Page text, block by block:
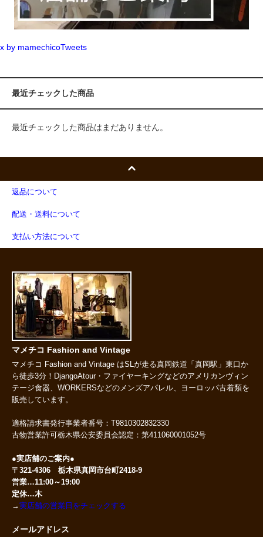
x by mamechicoTweets
最近チェックした商品
最近チェックした商品はまだありません。
返品について
配送・送料について
支払い方法について
マメチコ Fashion and Vintage
マメチコ Fashion and Vintage はSLが走る真岡鉄道「真岡駅」東口か
ら徒歩3分！DjangoAtour・ファイヤーキングなどのアメリカンヴィン
テージ食器、WORKERSなどのメンズアパレル、ヨーロッパ古着類を
販売しています。
適格請求書発行事業者番号：T9810302832330
古物営業許可栃木県公安委員会認定：第411060001052号
●実店舗のご案内●
〒321-4306 栃木県真岡市台町2418-9
営業…11:00～19:00
定休…木
→実店舗の営業日をチェックする
メールアドレス